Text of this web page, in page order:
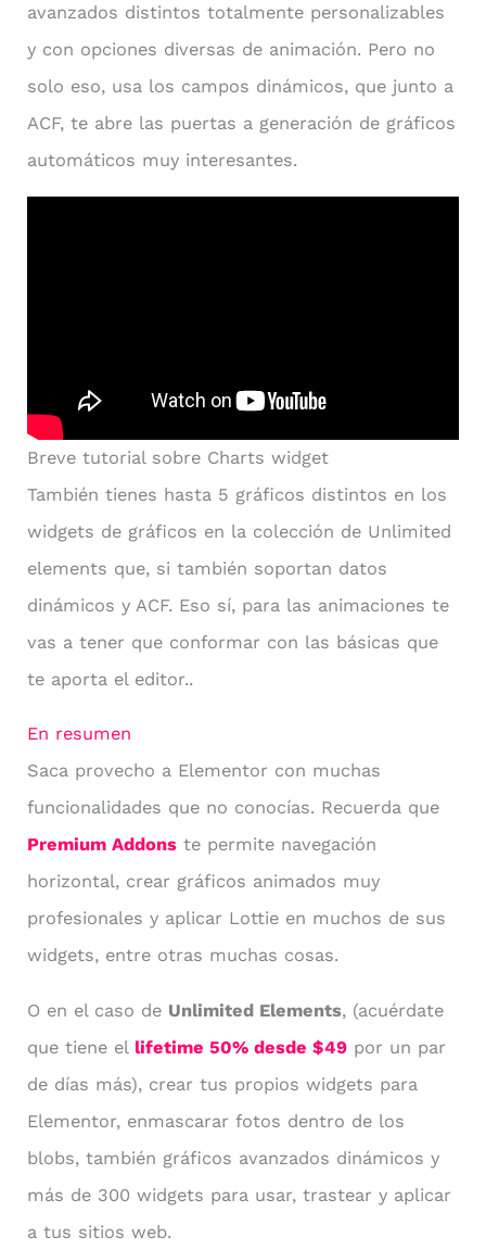
avanzados distintos totalmente personalizables
y con opciones diversas de animación. Pero no
solo eso, usa los campos dinámicos, que junto a
ACF, te abre las puertas a generación de gráficos
automáticos muy interesantes.
Breve tutorial sobre Charts widget
También tienes hasta 5 gráficos distintos en los
widgets de gráficos en la colección de Unlimited
elements que, si también soportan datos
dinámicos y ACF. Eso sí, para las animaciones te
vas a tener que conformar con las básicas que
te aporta el editor..
En resumen
Saca provecho a Elementor con muchas
funcionalidades que no conocías. Recuerda que
Premium Addons te permite navegación
horizontal, crear gráficos animados muy
profesionales y aplicar Lottie en muchos de sus
widgets, entre otras muchas cosas.
O en el caso de Unlimited Elements, (acuérdate
que tiene el lifetime 50% desde $49 por un par
de días más), crear tus propios widgets para
Elementor, enmascarar fotos dentro de los
blobs, también gráficos avanzados dinámicos y
más de 300 widgets para usar, trastear y aplicar
a tus sitios web.